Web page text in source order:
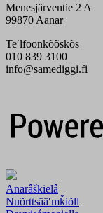
Menesjärventie 2 A
99870 Aanar
Teʹlfoonkõõskõs
010 839 3100
info@samediggi.fi
Anarâškielâ
Nuõrttsääʹmǩiõll